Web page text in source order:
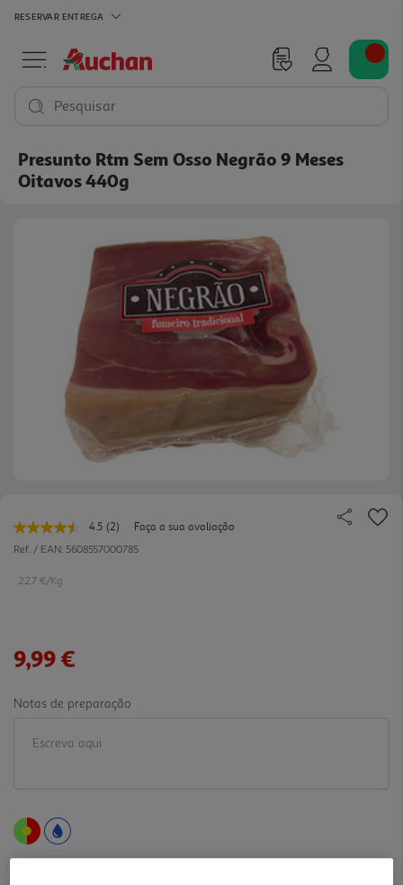
RESERVAR ENTREGA
Pesquisar
Presunto Rtm Sem Osso Negrão 9 Meses
Oitavos 440g
4.5 Leu
2
(2)
Faça a sua avaliação
Ref. / EAN: 5608557000785
22.7 €/Kg
9,99 €
Notas de preparação